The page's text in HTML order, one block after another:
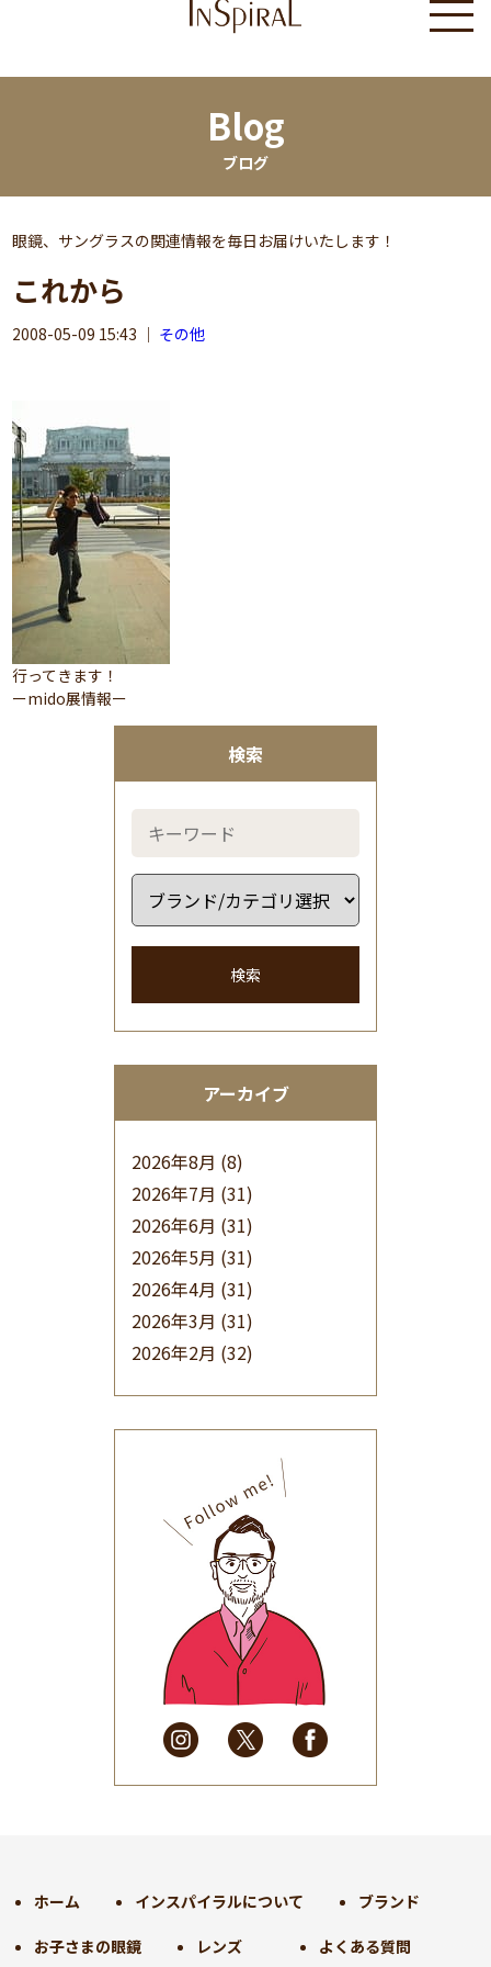
Blog
ブログ
検索
検索
アーカイブ
2026年8月 (8)
2026年7月 (31)
2026年6月 (31)
2026年5月 (31)
2026年4月 (31)
2026年3月 (31)
2026年2月 (32)
(32)
2025年9月(30)
2025年8月(31)
2025年7月(37)
2025年6月(48)
2025年5月
(41)
2025年4月
(32)
2025年3月(31)
2025年2月
(28)
2025年1月
(34)
2024年9月(30)
2024年7月(31)
眼鏡、サングラスの関連情報を毎日お届けいたします！
これから
2008-05-09 15:43 ｜ その他
行ってきます！
ーmido展情報ー
ホーム インスパイラルについて ブランド
お子さまの眼鏡 レンズ よくある質問